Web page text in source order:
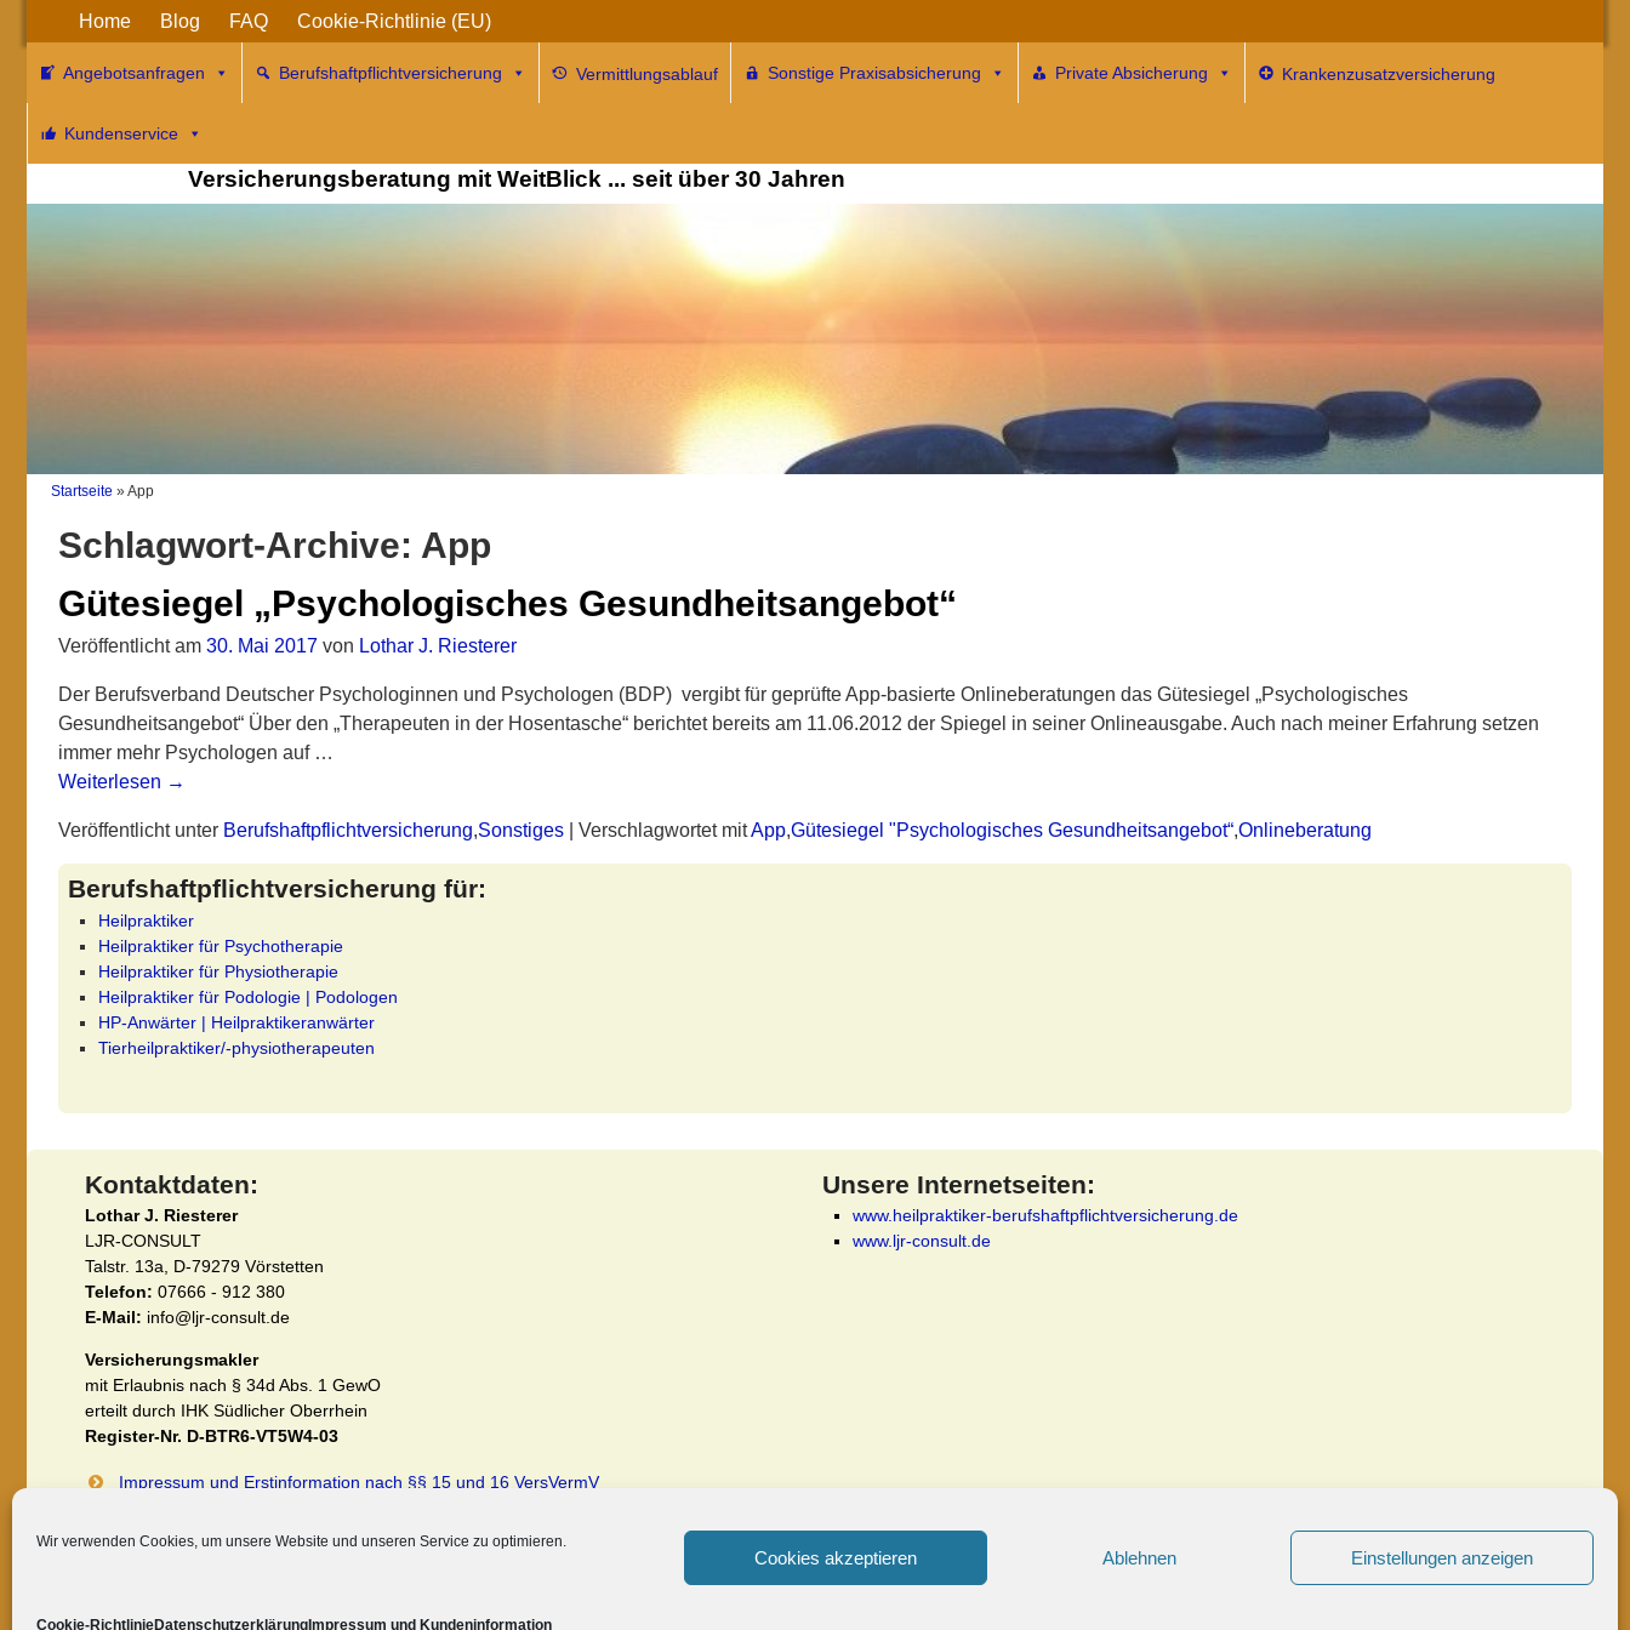
Wir verwenden Cookies, um unsere Website und unseren Service zu optimieren.
Cookies akzeptieren Ablehnen Einstellungen anzeigen
Cookie-RichtlinieDatenschutzerklärung Impressum und Kundeninformation
Home Blog FAQ Cookie-Richtlinie (EU)
Angebotsanfragen Berufshaftpflichtversicherung Vermittlungsablauf Sonstige Praxisabsicherung Private Absicherung Krankenzusatzversicherung
KundenserviceBerufshaftpflichtversicherung für alle … und mehr
Versicherungsberatung mit WeitBlick ... seit über 30 Jahren
Startseite »App
Schlagwort-Archive: App
Gütesiegel „Psychologisches Gesundheitsangebot“
Veröffentlicht am 30. Mai 2017 von Lothar J. Riesterer
Der Berufsverband Deutscher Psychologinnen und Psychologen (BDP) vergibt für geprüfte App-basierte Onlineberatungen das Gütesiegel „Psychologisches
Gesundheitsangebot“ Über den „Therapeuten in der Hosentasche“ berichtet bereits am 11.06.2012 der Spiegel in seiner Onlineausgabe. Auch nach meiner Erfahrung setzen
immer mehr Psychologen auf …
Weiterlesen →
Veröffentlicht unter Berufshaftpflichtversicherung,Sonstiges Verschlagwortet mitApp,Gütesiegel "Psychologisches Gesundheitsangebot“,Onlineberatung
Berufshaftpflichtversicherung für:
Heilpraktiker
Heilpraktiker für Psychotherapie
Heilpraktiker für Physiotherapie
Heilpraktiker für Podologie | Podologen
HP-Anwärter | Heilpraktikeranwärter
Tierheilpraktiker/-physiotherapeuten
Kontaktdaten:
Lothar J. Riesterer
LJR-CONSULT
Talstr. 13a, D-79279 Vörstetten
Telefon: 07666 - 912 380
E-Mail: info@ljr-consult.de
Versicherungsmakler
mit Erlaubnis nach § 34d Abs. 1 GewO
erteilt durch IHK Südlicher Oberrhein
Register-Nr. D-BTR6-VT5W4-03
Impressum und Erstinformation nach §§ 15 und 16 VersVermV
Unsere Internetseiten:
www.heilpraktiker-berufshaftpflichtversicherung.de
www.ljr-consult.de